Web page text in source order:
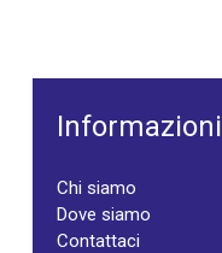
Informazioni
Chi siamo
Dove siamo
Contattaci